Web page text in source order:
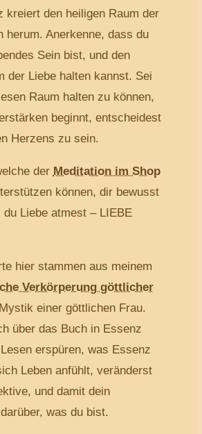
kreiert den heiligen Raum der
herum. Anerkenne, dass du
Sein bist, und den
der Liebe halten kannst. Sei
Raum halten zu können,
beginnt, entscheidest
Herzens zu sein.
der Meditation im Shop
können, dir bewusst
Liebe atmest – LIEBE
hier stammen aus meinem
Verkörperung göttlicher
einer göttlichen Frau.
über das Buch in Essenz
erspüren, was Essenz
Leben anfühlt, veränderst
und damit dein
was du bist.